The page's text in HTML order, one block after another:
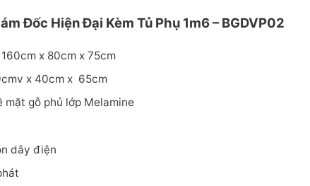
Đốc Hiện Đại Kèm Tủ Phụ 1m6 – BGDVP02
x 80cm x 75cm
x 65cm
gỗ phủ lớp Melamine
dây điện